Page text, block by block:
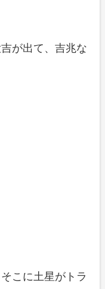
が出て、吉兆な
こに土星がトラ